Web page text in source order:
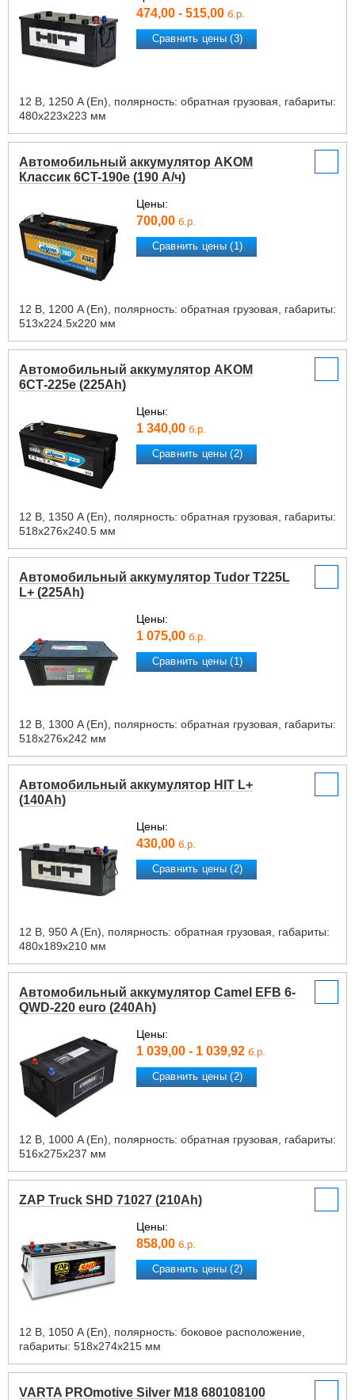
474,00 - 515,00 б.р.
Сравнить цены (3)
12 В, 1250 A (En), полярность: обратная грузовая, габариты:
480х223х223 мм
Автомобильный аккумулятор AKOM
Классик 6CT-190e (190 А/ч)
Цены:
700,00 б.р.
Сравнить цены (1)
12 В, 1200 A (En), полярность: обратная грузовая, габариты:
513х224.5х220 мм
Автомобильный аккумулятор AKOM
6СТ-225e (225Ah)
Цены:
1 340,00 б.р.
Сравнить цены (2)
12 В, 1350 A (En), полярность: обратная грузовая, габариты:
518х276х240.5 мм
Автомобильный аккумулятор Tudor T225L
L+ (225Ah)
Цены:
1 075,00 б.р.
Сравнить цены (1)
12 В, 1300 A (En), полярность: обратная грузовая, габариты:
518х276х242 мм
Автомобильный аккумулятор HIT L+
(140Ah)
Цены:
430,00 б.р.
Сравнить цены (2)
12 В, 950 A (En), полярность: обратная грузовая, габариты:
480х189х210 мм
Автомобильный аккумулятор Camel EFB 6-
QWD-220 euro (240Ah)
Цены:
1 039,00 - 1 039,92 б.р.
Сравнить цены (2)
12 В, 1000 A (En), полярность: обратная грузовая, габариты:
516х275х237 мм
ZAP Truck SHD 71027 (210Ah)
Цены:
858,00 б.р.
Сравнить цены (2)
12 В, 1050 A (En), полярность: боковое расположение,
габариты: 518х274х215 мм
VARTA PROmotive Silver M18 680108100